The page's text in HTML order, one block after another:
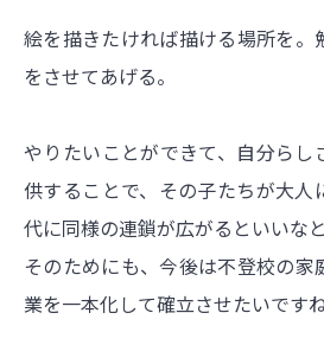
絵を描きたければ描ける場所を。
をさせてあげる。
やりたいことができて、自分らし
供することで、その子たちが大人
代に同様の連鎖が広がるといいなと
そのためにも、今後は不登校の
業を一本化して確立させたいですね